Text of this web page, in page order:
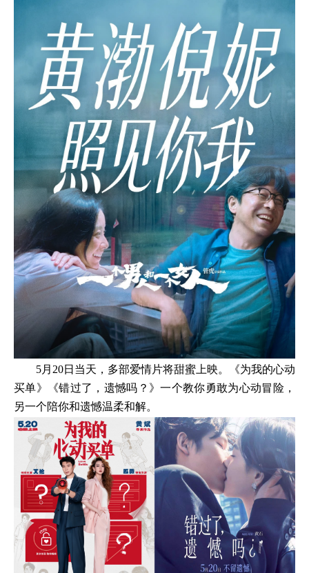
5月20日当天，多部爱情片将甜蜜上映。《为我的心动
买单》《错过了，遗憾吗？》一个教你勇敢为心动冒险，
另一个陪你和遗憾温柔和解。